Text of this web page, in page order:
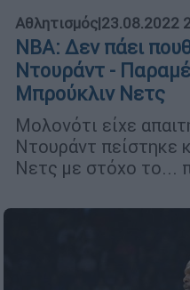
Αθλητισμός|23.08.2022
NBA: Δεν πάει
Ντουράντ -
Μπρούκλιν Νετς
Μολονότι είχε
Ντουράντ πείστηκε
Νετς με στόχο το...